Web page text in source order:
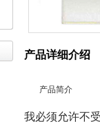
产品详细介绍
产品简介
我必须允许不